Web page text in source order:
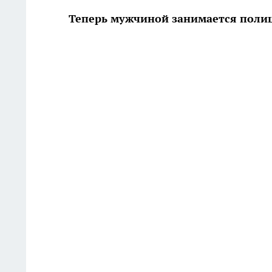
Теперь мужчиной занимается